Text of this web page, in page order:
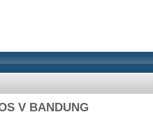
V BANDUNG